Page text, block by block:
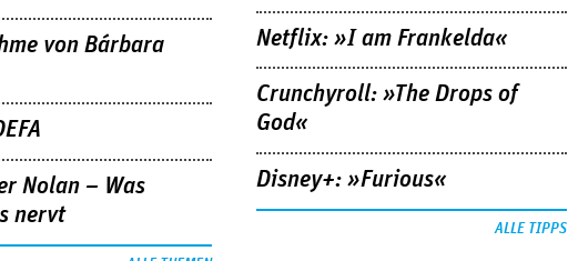
von Bárbara
Nolan – Was
nervt
Netflix: »I am Frankelda«
Crunchyroll: »The Drops of
God«
Disney+: »Furious«
ALLE TIPPS